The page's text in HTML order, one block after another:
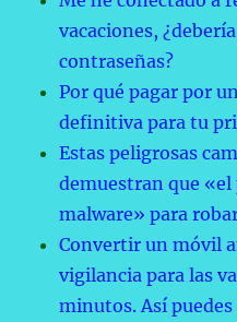
vacaciones,
contraseñas?
Por qué pagar por
definitiva para tu
Estas peligrosas
demuestran que
malware» para
Convertir un móvil
vigilancia para las
minutos. Así